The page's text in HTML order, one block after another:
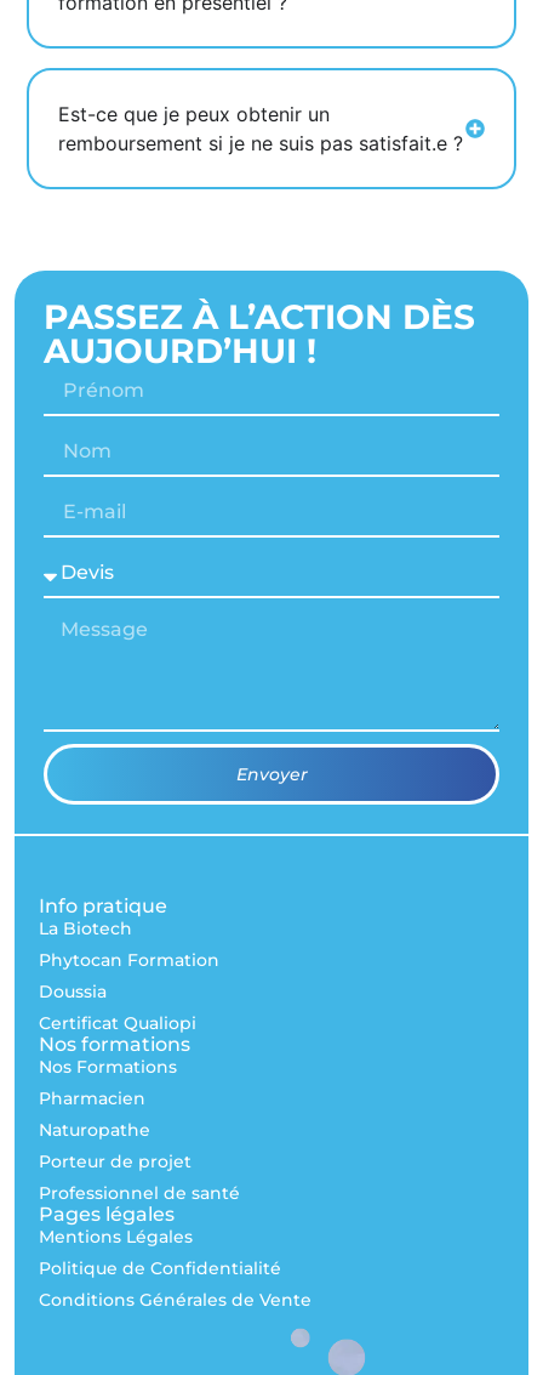
Est-ce que je peux obtenir un
remboursement si je ne suis pas satisfait.e ?
PASSEZ À L’ACTION DÈS
AUJOURD’HUI !
Envoyer
Info pratique
La Biotech
Phytocan Formation
Doussia
Certificat Qualiopi
Nos formations
Nos Formations
Pharmacien
Naturopathe
Porteur de projet
Professionnel de santé
Pages légales
Mentions Légales
Politique de Confidentialité
Conditions Générales de Vente